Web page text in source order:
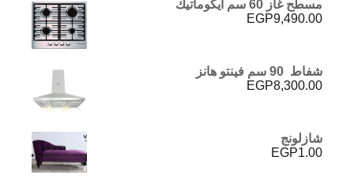
مسطح غاز 60 سم ايكوماتيك
EGP9,490.00
شفاط 90 سم فينتو هانز
EGP8,300.00
شازلونج
EGP1.00